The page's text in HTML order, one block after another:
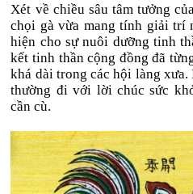
Xét về chiều sâu tâm tưởng
chọi gà vừa mang tính giải trí
hiện cho sự nuôi dưỡng tinh
kết tinh thần cộng đồng đã
khá dài trong các hội làng
thường đi với lời chúc sức
cần cù.